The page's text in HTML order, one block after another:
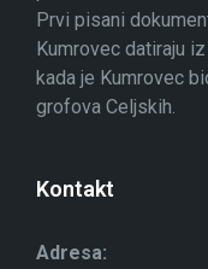
Prvi pisani
Kumrovec datiraju
kada je Kumrovec
grofova Celjskih.
Kontakt
Adresa: